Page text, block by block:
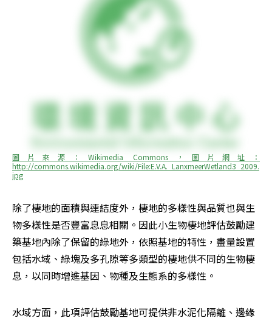
圖片來源：Wikimedia Commons，圖片網址：
http://commons.wikimedia.org/wiki/File:E.V.A._LanxmeerWetland3_2009.
jpg
除了棲地的面積與連結度外，棲地的多樣性與品質也與生
物多樣性是否豐富息息相關。因此小生物棲地評估鼓勵建
築基地內除了保留的綠地外，依照基地的特性，盡量設置
包括水域、綠塊及多孔隙等多類型的棲地供不同的生物棲
息，以同時增進基因、物種及生態系的多樣性。
水域方面，此項評估鼓勵基地可提供非水泥化隔離、邊緣